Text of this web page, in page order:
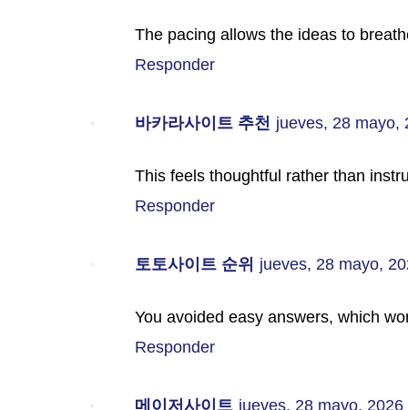
The pacing allows the ideas to
Responder
바카라사이트 추천 jueves, 28 mayo,
This feels thoughtful rather than
Responder
토토사이트 순위 jueves, 28 mayo,
You avoided easy answers, which
Responder
메이저사이트 jueves, 28 mayo, 2026